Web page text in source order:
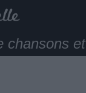
chansons